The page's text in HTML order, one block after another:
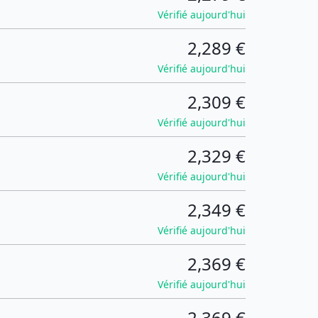
Vérifié aujourd'hui
2,289 €
Vérifié aujourd'hui
2,309 €
Vérifié aujourd'hui
2,329 €
Vérifié aujourd'hui
2,349 €
Vérifié aujourd'hui
2,369 €
Vérifié aujourd'hui